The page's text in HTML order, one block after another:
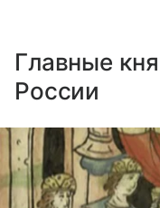
Главные
России